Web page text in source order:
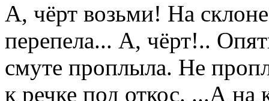
А, чёрт возьми! На
перепела... А, чёрт!..
смуте проплыла. Не
к речке под откос. ...А на